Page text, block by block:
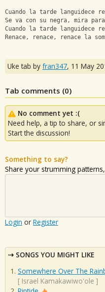
Cuando la tarde languidece
Se va con su negra, mira
Cuando la tarde languidece
Renace, renace, renace la
Uke tab by fran347, 11 May
Tab comments (0)
No comment yet :(
Need help, a tip to share, or
Start the discussion!
Something to say?
Share your strumming
Login or Register
SONGS YOU MIGHT LIKE
Somewhere Over The
[ Israel Kamakawiwo'ole ]